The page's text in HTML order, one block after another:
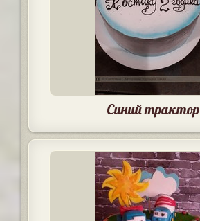
Синий трактор